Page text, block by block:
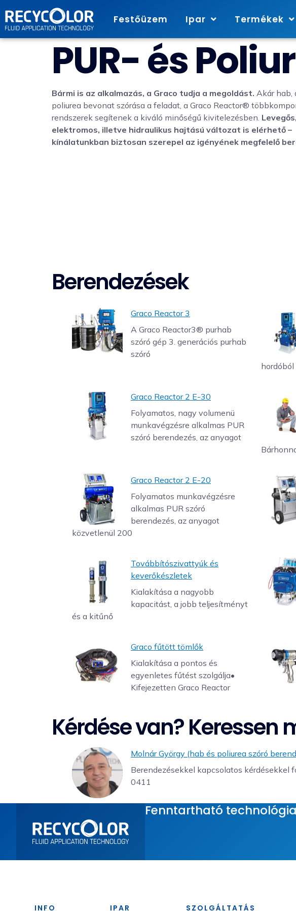
Festőüzem Ipar Termékek
PUR- és
Bármi is az alkalmazás, a Graco tudja a megoldást. Akár hab,
poliurea bevonat szórása a feladat, a Graco Reactor®
rendszerek segítenek a kiváló minőségű kivitelezésben. Levegős,
elektromos, illetve hidraulikus hajtású változat is elérhető –
kínálatunkban biztosan szerepel az igényének megfelelő
Berendezések
Graco Reactor 3
A Graco Reactor3® purhab
szóró gép 3. generációs purhab
szóró
Graco Reactor 2 E-30
Folyamatos, nagy volumenü
munkavégzésre alkalmas PUR
szóró berendezés, az anyagot
Graco Reactor 2 E-20
Folyamatos munkavégzésre
alkalmas PUR szóró
berendezés, az anyagot
közvetlenül 200
Továbbítószivattyúk és
keverőkészletek
Kialakítása a nagyobb
kapacitást, a jobb teljesítményt
és a kitűnő
Graco fűtött tömlők
Kialakítása a pontos és
egyenletes fűtést szolgálja•
Kifejezetten Graco Reactor
Kérdése van? Keressen
Molnár György (hab és poliurea szóró
Berendezésekkel kapcsolatos kérdésekkel
0411‬
Fenntartható
INFO IPAR SZOLGÁLTATÁS